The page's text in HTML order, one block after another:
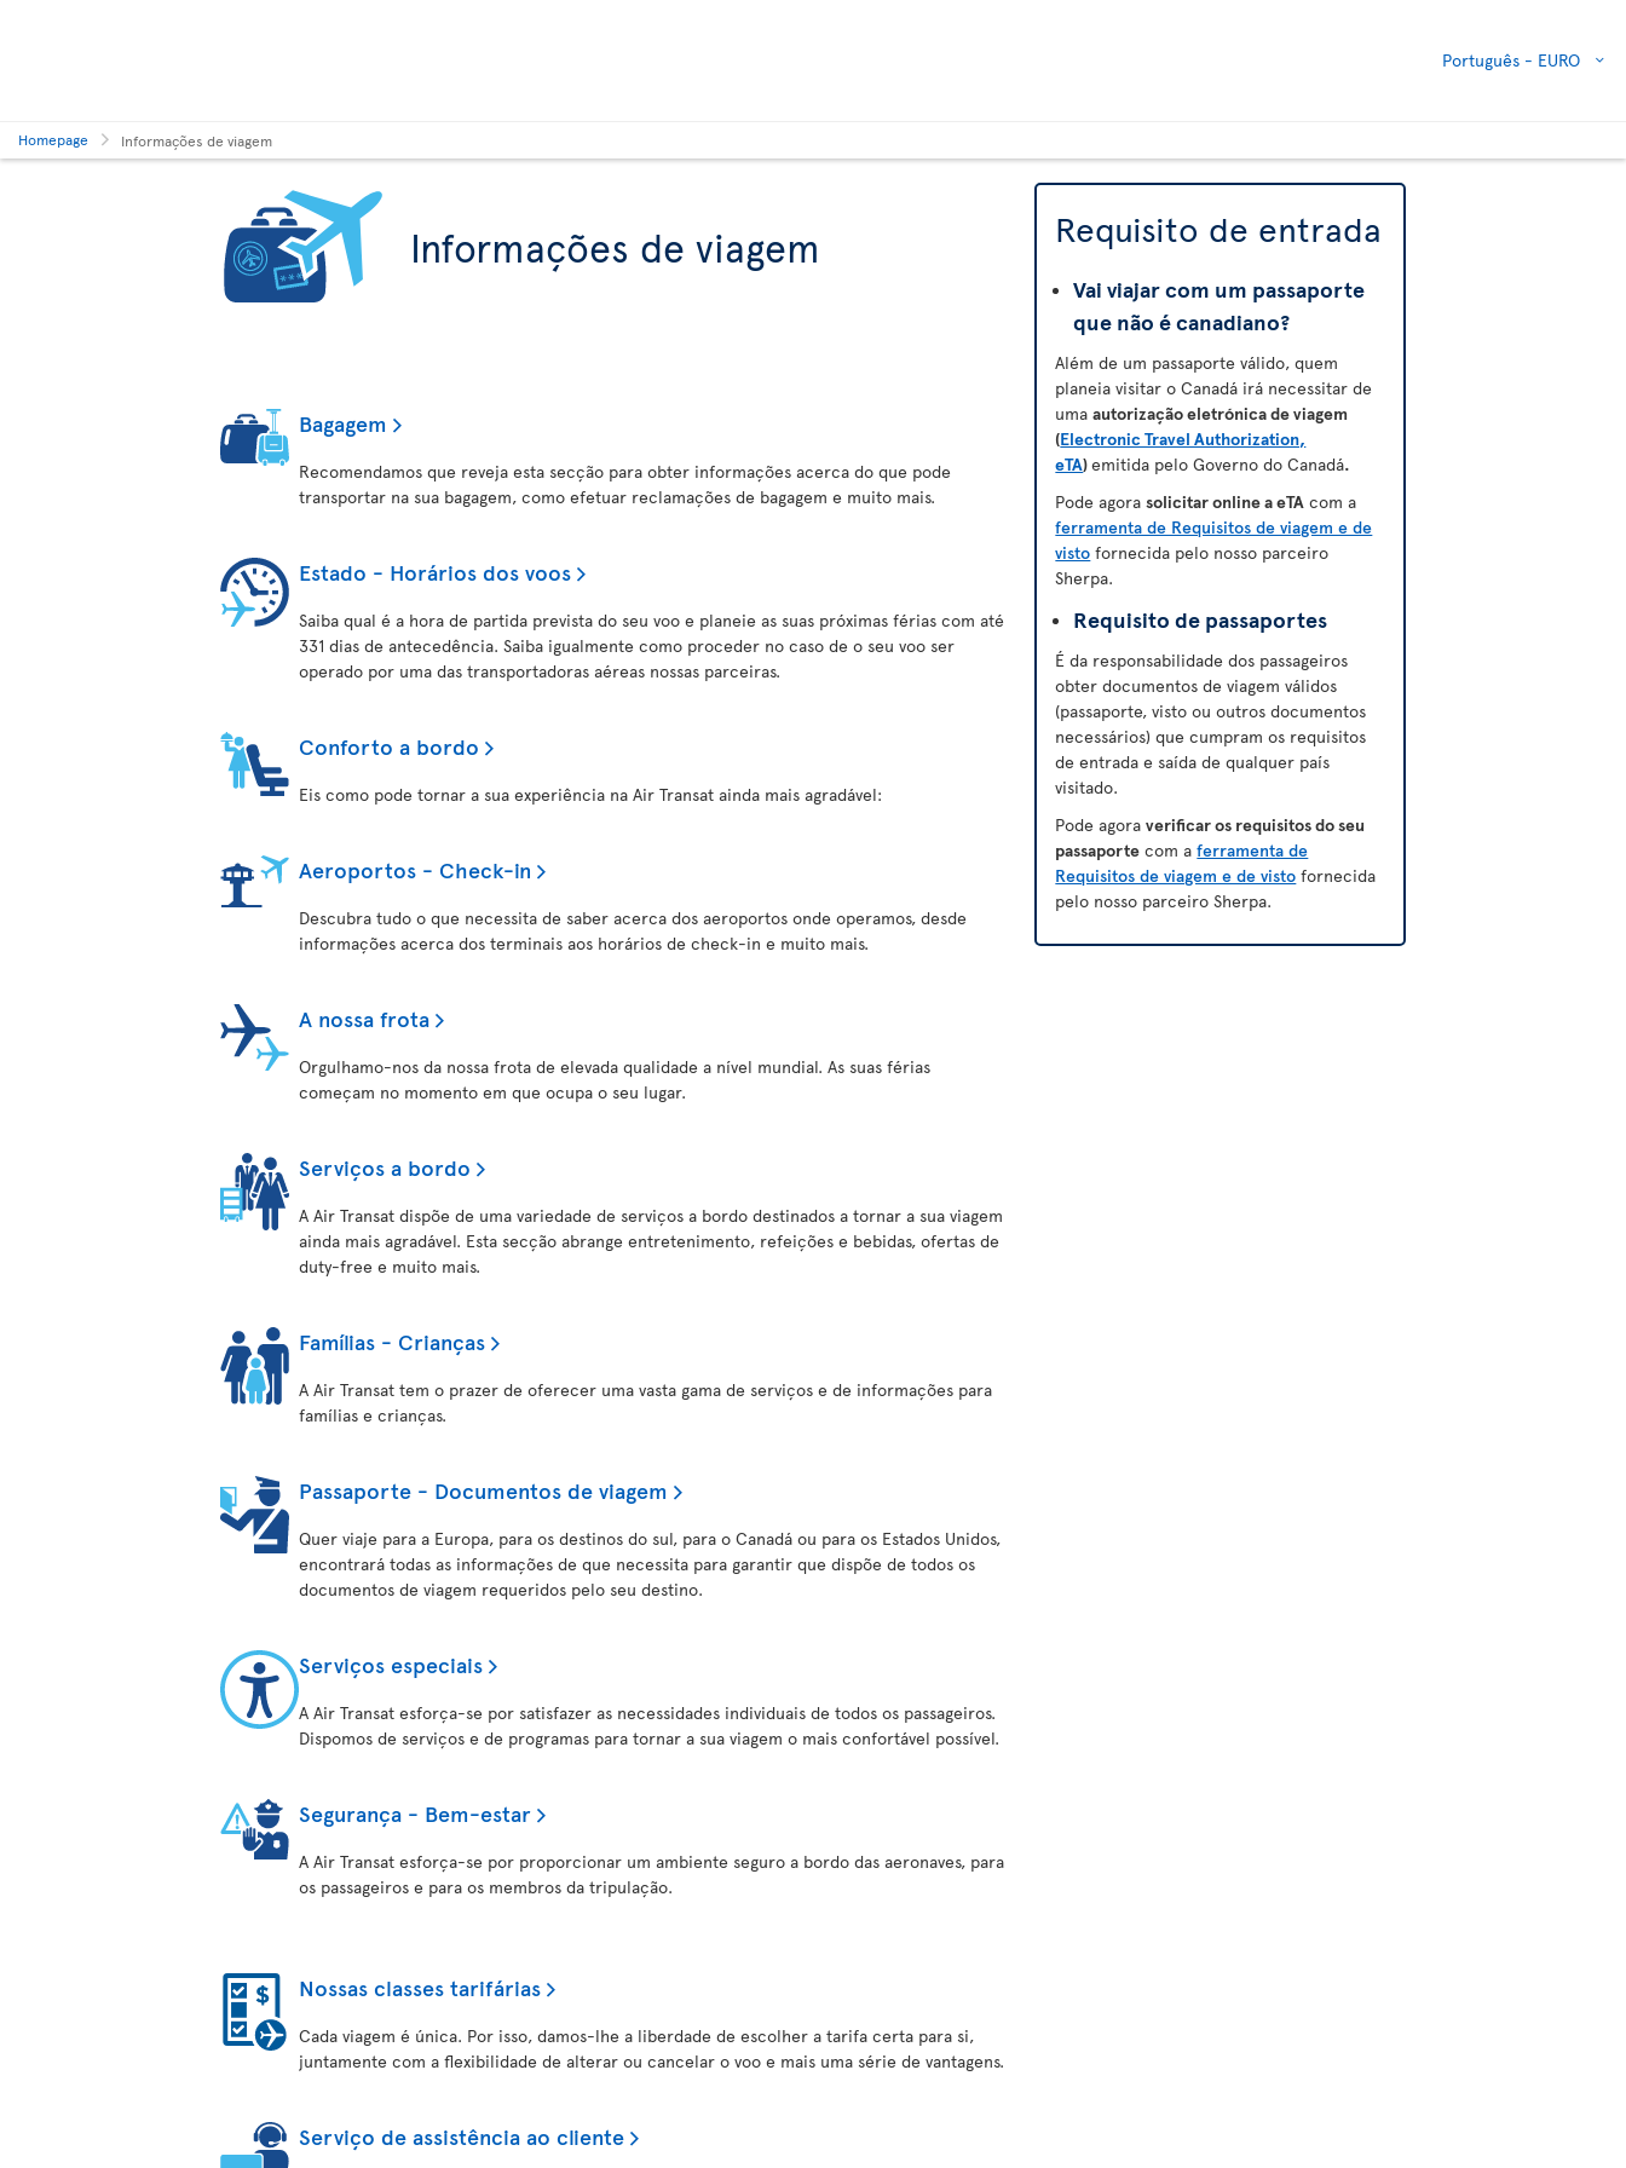
Português - EURO
Homepage Informações de viagem
Informações de viagem
Bagagem
Recomendamos que reveja esta secção para obter informações acerca do que pode
transportar na sua bagagem, como efetuar reclamações de bagagem e muito mais.
Estado - Horários dos voos
Saiba qual é a hora de partida prevista do seu voo e planeie as suas próximas férias com até
331 dias de antecedência. Saiba igualmente como proceder no caso de o seu voo ser
operado por uma das transportadoras aéreas nossas parceiras.
Conforto a bordo
Eis como pode tornar a sua experiência na Air Transat ainda mais agradável:
Aeroportos - Check-in
Descubra tudo o que necessita de saber acerca dos aeroportos onde operamos, desde
informações acerca dos terminais aos horários de check-in e muito mais.
A nossa frota
Orgulhamo-nos da nossa frota de elevada qualidade a nível mundial. As suas férias
começam no momento em que ocupa o seu lugar.
Serviços a bordo
A Air Transat dispõe de uma variedade de serviços a bordo destinados a tornar a sua viagem
ainda mais agradável. Esta secção abrange entretenimento, refeições e bebidas, ofertas de
duty-free e muito mais.
Famílias - Crianças
A Air Transat tem o prazer de oferecer uma vasta gama de serviços e de informações para
famílias e crianças.
Passaporte - Documentos de viagem
Quer viaje para a Europa, para os destinos do sul, para o Canadá ou para os Estados Unidos,
encontrará todas as informações de que necessita para garantir que dispõe de todos os
documentos de viagem requeridos pelo seu destino.
Serviços especiais
A Air Transat esforça-se por satisfazer as necessidades individuais de todos os passageiros.
Dispomos de serviços e de programas para tornar a sua viagem o mais confortável possível.
Segurança - Bem-estar
A Air Transat esforça-se por proporcionar um ambiente seguro a bordo das aeronaves, para
os passageiros e para os membros da tripulação.
Nossas classes tarifárias
Cada viagem é única. Por isso, damos-lhe a liberdade de escolher a tarifa certa para si,
juntamente com a flexibilidade de alterar ou cancelar o voo e mais uma série de vantagens.
Serviço de assistência ao cliente
Requisito de entrada
Vai viajar com um passaporte
que não é canadiano?
Além de um passaporte válido, quem
planeia visitar o Canadá irá necessitar de
umaautorização eletrónica de viagem
(Electronic Travel Authorization,
eTA)emitida pelo Governo do Canadá.
Pode agorasolicitar online a eTA com a
ferramenta de Requisitos de viagem e de
visto fornecida pelo nosso parceiro
Sherpa.
Requisito de passaportes
É da responsabilidade dos passageiros
obter documentos de viagem válidos
(passaporte, visto ou outros documentos
necessários) que cumpram os requisitos
de entrada e saída de qualquer país
visitado.
Pode agoraverificar os requisitos do seu
passaporte com aferramenta de
Requisitos de viagem e de visto fornecida
pelo nosso parceiro Sherpa.